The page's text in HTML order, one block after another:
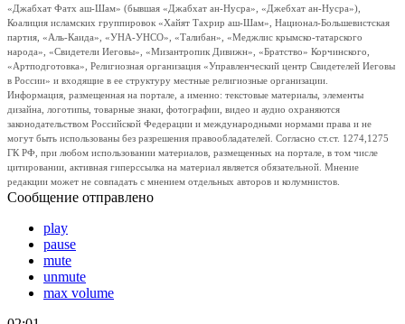
«Джабхат Фатх аш-Шам» (бывшая «Джабхат ан-Нусра», «Джебхат ан-Нусра»),
Коалиция исламских группировок «Хайят Тахрир аш-Шам», Национал-Большевистская
партия, «Аль-Каида», «УНА-УНСО», «Талибан», «Меджлис крымско-татарского
народа», «Свидетели Иеговы», «Мизантропик Дивижн», «Братство» Корчинского,
«Артподготовка», Религиозная организация «Управленческий центр Свидетелей Иеговы
в России» и входящие в ее структуру местные религиозные организации.
Информация, размещенная на портале, а именно: текстовые материалы, элементы
дизайна, логотипы, товарные знаки, фотографии, видео и аудио охраняются
законодательством Российской Федерации и международными нормами права и не
могут быть использованы без разрешения правообладателей. Согласно ст.ст. 1274,1275
ГК РФ, при любом использовании материалов, размещенных на портале, в том числе
цитировании, активная гиперссылка на материал является обязательной. Мнение
редакции может не совпадать с мнением отдельных авторов и колумнистов.
Сообщение отправлено
play
pause
mute
unmute
max volume